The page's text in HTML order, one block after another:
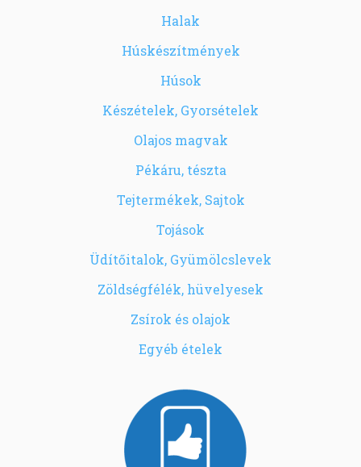
Halak
Húskészítmények
Húsok
Készételek, Gyorsételek
Olajos magvak
Pékáru, tészta
Tejtermékek, Sajtok
Tojások
Üdítőitalok, Gyümölcslevek
Zöldségfélék, hüvelyesek
Zsírok és olajok
Egyéb ételek